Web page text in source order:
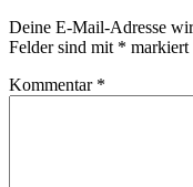
Deine E-Mail-Adresse
Felder sind mit * markiert
Kommentar *